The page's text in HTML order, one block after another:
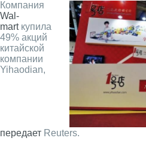
Компания
Wal-
martкупила
49% акций
китайской
компании
Yihaodian,
передает Reuters.